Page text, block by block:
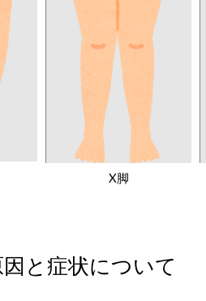
X脚
と症状について